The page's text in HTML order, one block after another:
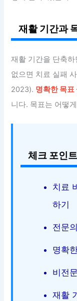
재활 기간과
재활 기간을 단축
없으면 치료 실패
2023). 명확한 목표
니다. 목표는 어떻
체크 포인트
치료
하기
전문
명확
비전
재활